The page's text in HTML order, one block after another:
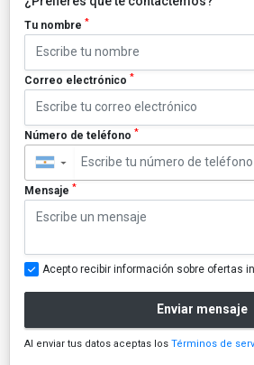
Tu nombre *
Correo electrónico *
Número de teléfono *
▼
Mensaje *
Acepto recibir información sobre ofertas
Enviar mensaje
Al enviar tus datos aceptas los Términos de